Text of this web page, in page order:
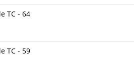
TC - 64
TC - 59